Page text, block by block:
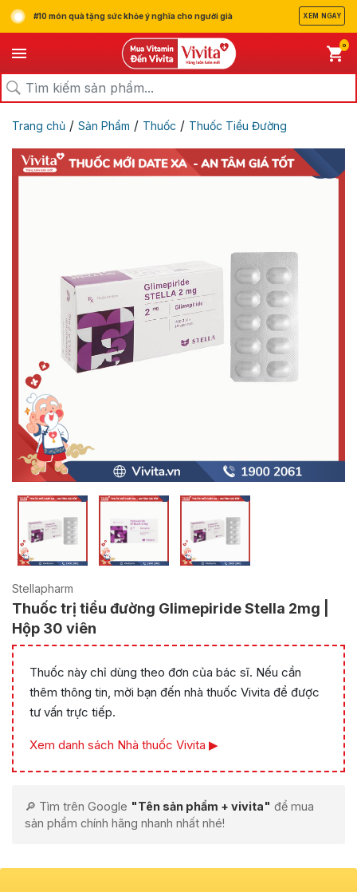
#10 món quà tặng sức khỏe ý nghĩa cho người già XEM NGAY
0
Trang chủ / Sản Phẩm / Thuốc / Thuốc Tiểu Đường
Stellapharm
Thuốc trị tiểu đường Glimepiride Stella 2mg |
Hộp 30 viên
Thuốc này chỉ dùng theo đơn của bác sĩ. Nếu cần
thêm thông tin, mời bạn đến nhà thuốc Vivita để được
tư vấn trực tiếp.
Xem danh sách Nhà thuốc Vivita ▶
🔎 Tìm trên Google "Tên sản phẩm + vivita" để mua
sản phẩm chính hãng nhanh nhất nhé!